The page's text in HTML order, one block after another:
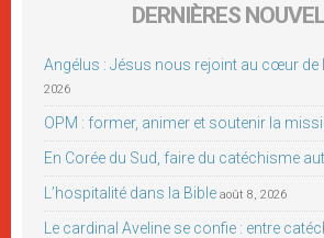
DERNIÈRES
Angélus : Jésus nous rejoint au cœur de
2026
OPM : former, animer et soutenir la
En Corée du Sud, faire du catéchisme
L’hospitalité dans la Bible août 8, 2026
Le cardinal Aveline se confie : entre